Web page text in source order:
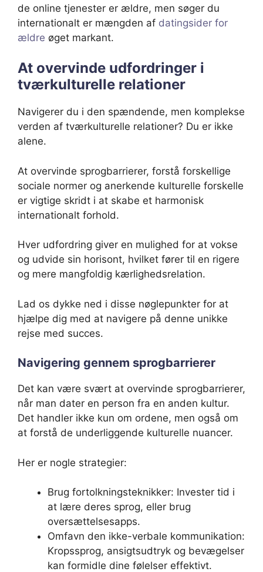
de online tjenester er ældre, men søger du
internationalt er mængden af datingsider for
ældre øget markant.
At overvinde udfordringer i
tværkulturelle relationer
Navigerer du i den spændende, men komplekse
verden af tværkulturelle relationer? Du er ikke
alene.
At overvinde sprogbarrierer, forstå forskellige
sociale normer og anerkende kulturelle forskelle
er vigtige skridt i at skabe et harmonisk
internationalt forhold.
Hver udfordring giver en mulighed for at vokse
og udvide sin horisont, hvilket fører til en rigere
og mere mangfoldig kærlighedsrelation.
Lad os dykke ned i disse nøglepunkter for at
hjælpe dig med at navigere på denne unikke
rejse med succes.
Navigering gennem sprogbarrierer
Det kan være svært at overvinde sprogbarrierer,
når man dater en person fra en anden kultur.
Det handler ikke kun om ordene, men også om
at forstå de underliggende kulturelle nuancer.
Her er nogle strategier:
Brug fortolkningsteknikker: Invester tid i
at lære deres sprog, eller brug
oversættelsesapps.
Omfavn den ikke-verbale kommunikation:
Kropssprog, ansigtsudtryk og bevægelser
kan formidle dine følelser effektivt.